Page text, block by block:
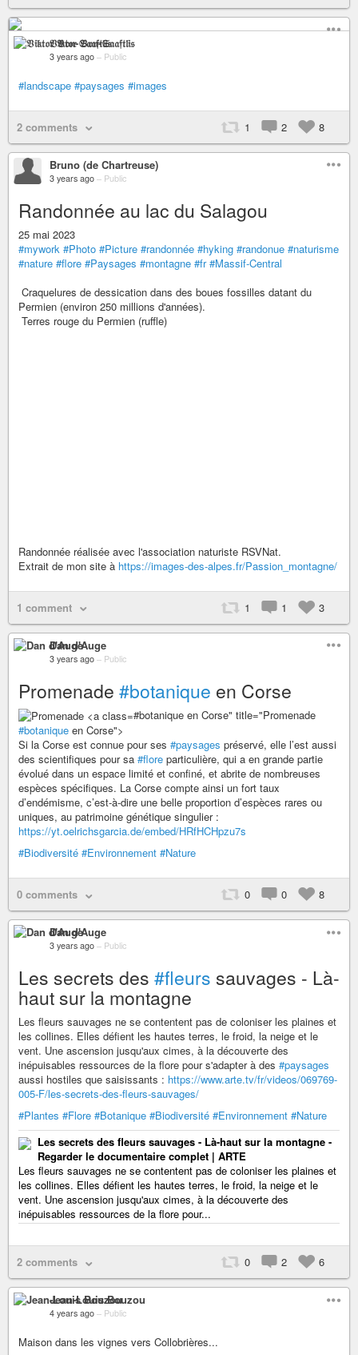
𝔙𝔦𝔨𝔱𝔬𝔯 𝔙𝔬𝔫-𝔖𝔞𝔞𝔣𝔱𝔩𝔦𝔰
3 years ago – Public
#landscape #paysages #images
2 comments 1 2 8
Bruno (de Chartreuse)
3 years ago – Public
Randonnée au lac du Salagou
25 mai 2023
#mywork #Photo #Picture #randonnée #hyking #randonue #naturisme
#nature #flore #Paysages #montagne #fr #Massif-Central
Craquelures de dessication dans des boues fossilles datant du
Permien (environ 250 millions d'années).
Terres rouge du Permien (ruffle)
Randonnée réalisée avec l'association naturiste RSVNat.
Extrait de mon site à https://images-des-alpes.fr/Passion_montagne/
1 comment 1 1 3
Dan d'Auge
3 years ago – Public
Promenade #botanique en Corse
#botanique en Corse" title="Promenade
#botanique en Corse">
Si la Corse est connue pour ses #paysages préservé, elle l’est aussi
des scientifiques pour sa #flore particulière, qui a en grande partie
évolué dans un espace limité et confiné, et abrite de nombreuses
espèces spécifiques. La Corse compte ainsi un fort taux
d’endémisme, c’est-à-dire une belle proportion d’espèces rares ou
uniques, au patrimoine génétique singulier :
https://yt.oelrichsgarcia.de/embed/HRfHCHpzu7s
#Biodiversité #Environnement #Nature
0 comments 0 0 8
Dan d'Auge
3 years ago – Public
Les secrets des #fleurs sauvages - Là-
haut sur la montagne
Les fleurs sauvages ne se contentent pas de coloniser les plaines et
les collines. Elles défient les hautes terres, le froid, la neige et le
vent. Une ascension jusqu'aux cimes, à la découverte des
inépuisables ressources de la flore pour s'adapter à des #paysages
aussi hostiles que saisissants : https://www.arte.tv/fr/videos/069769-
005-F/les-secrets-des-fleurs-sauvages/
#Plantes #Flore #Botanique #Biodiversité #Environnement #Nature
Les secrets des fleurs sauvages - Là-haut sur la montagne -
Regarder le documentaire complet | ARTE
Les fleurs sauvages ne se contentent pas de coloniser les plaines et
les collines. Elles défient les hautes terres, le froid, la neige et le
vent. Une ascension jusqu'aux cimes, à la découverte des
inépuisables ressources de la flore pour...
2 comments 0 2 6
Jean-Louis Bouzou
4 years ago – Public
Maison dans les vignes vers Collobrières...